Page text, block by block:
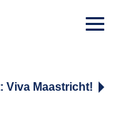
Viva Maastricht!